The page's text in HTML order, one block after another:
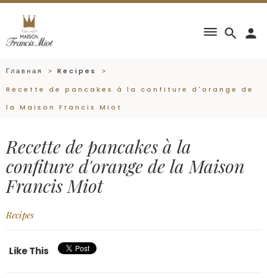
search
dehaze person
Главная
Recipes
Recette de pancakes à la confiture d'orange de
la Maison Francis Miot
Recette de pancakes à la
confiture d'orange de la Maison
Francis Miot
Recipes
Like This